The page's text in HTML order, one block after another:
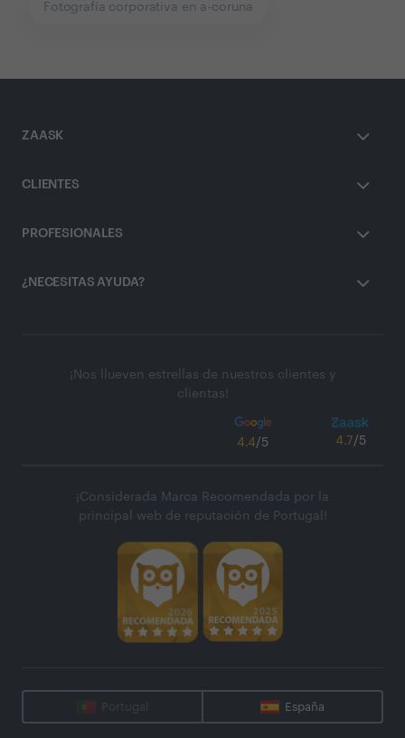
Fotografía corporativa en a-coruna
ZAASK
CLIENTES
PROFESIONALES
¿NECESITAS AYUDA?
¡Nos llueven estrellas de nuestros clientes y
clientas!
4.4/5 4.7/5
¡Considerada Marca Recomendada por la
principal web de reputación de Portugal!
Portugal España